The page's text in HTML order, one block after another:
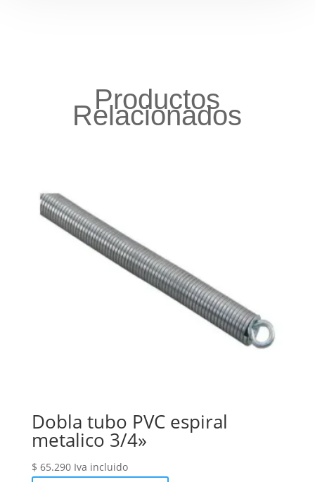
Productos
Relacionados
Dobla tubo PVC espiral
metalico 3/4»
$ 65.290 Iva incluido